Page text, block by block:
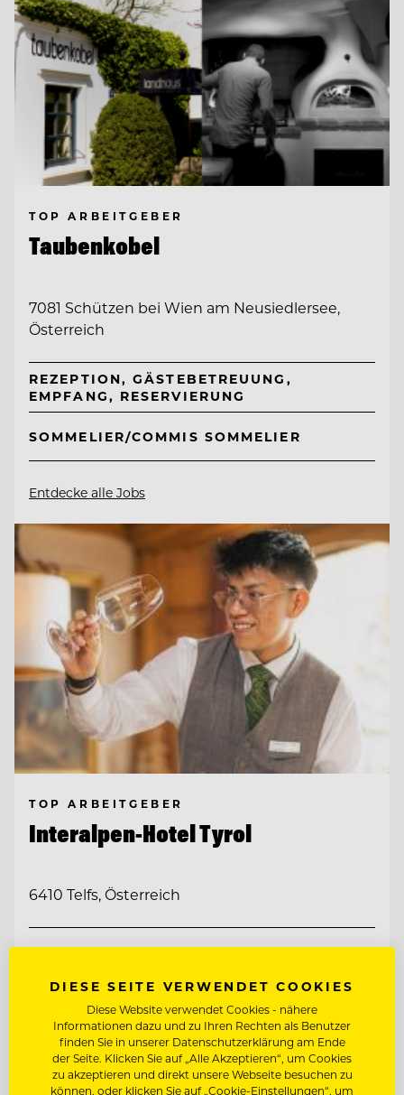
TOP ARBEITGEBER
Taubenkobel
7081 Schützen bei Wien am Neusiedlersee,
Österreich
REZEPTION, GÄSTEBETREUUNG,
EMPFANG, RESERVIERUNG
SOMMELIER/COMMIS SOMMELIER
Entdecke alle Jobs
TOP ARBEITGEBER
Interalpen-Hotel Tyrol
6410 Telfs, Österreich
FITNESSTRAINER:IN (M/W/D)
COMMIS DE PATISSERIE (M/W/D)
Entdecke alle Jobs
DIESE SEITE VERWENDET COOKIES
Diese Website verwendet Cookies - nähere
Informationen dazu und zu Ihren Rechten als Benutzer
finden Sie in unserer Datenschutzerklärung am Ende
der Seite. Klicken Sie auf „Alle Akzeptieren“, um Cookies
zu akzeptieren und direkt unsere Webseite besuchen zu
können, oder klicken Sie auf „Cookie-Einstellungen“, um